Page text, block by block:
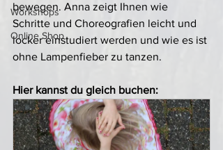
Workshops
Online Shop
bewegen. Anna zeigt Ihnen wie
Schritte und Choreografien leicht und
locker einstudiert werden und wie es ist
ohne Lampenfieber zu tanzen.
Hier kannst du gleich buchen: